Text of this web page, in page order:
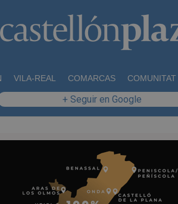
VILA-REAL COMARCAS COMUNITAT
+ Seguir en Google